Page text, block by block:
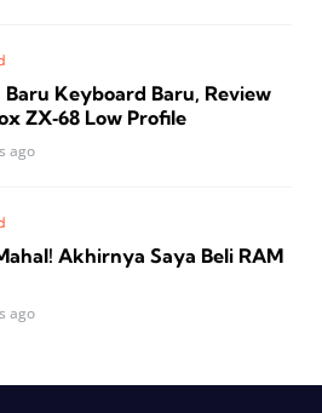
Baru Keyboard Baru, Review
ZX‑68 Low Profile
ago
Akhirnya Saya Beli RAM
ago